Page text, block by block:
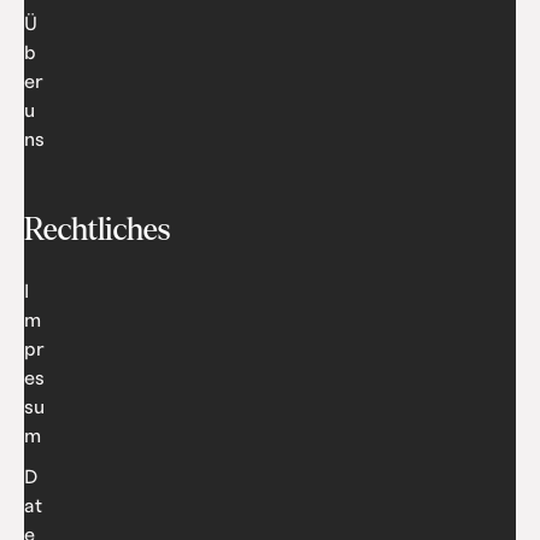
Ü
b
er
u
ns
Rechtliches
m
pr
es
su
m
D
at
e